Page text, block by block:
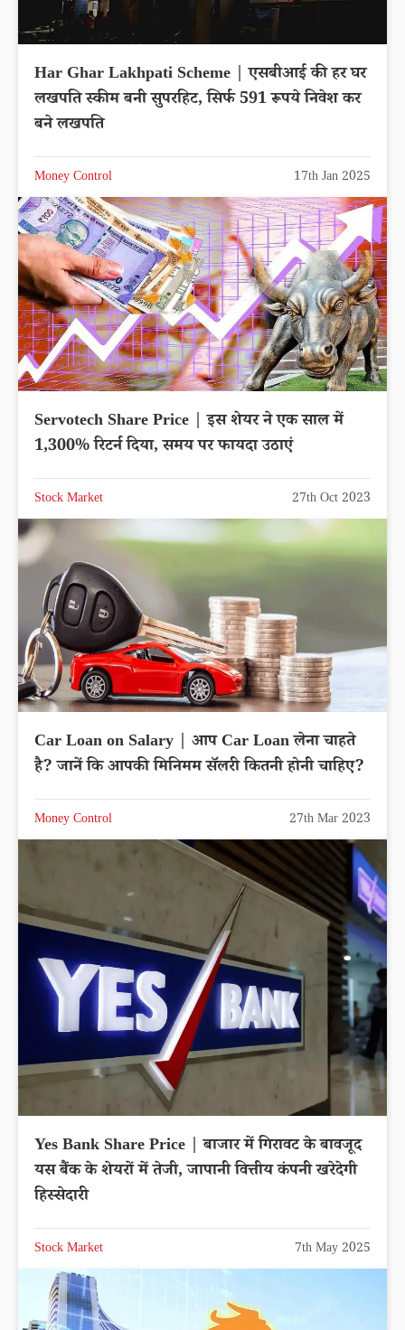
Har Ghar Lakhpati Scheme | एसबीआई की हर घर
लखपति स्कीम बनी सुपरहिट, सिर्फ 591 रूपये निवेश कर
बने लखपति
Money Control 17th Jan 2025
Servotech Share Price | इस शेयर ने एक साल में
1,300% रिटर्न दिया, समय पर फायदा उठाएं
Stock Market 27th Oct 2023
Car Loan on Salary | आप Car Loan लेना चाहते
है? जानें कि आपकी मिनिमम सॅलरी कितनी होनी चाहिए?
Money Control 27th Mar 2023
Yes Bank Share Price | बाजार में गिरावट के बावजूद
यस बैंक के शेयरों में तेजी, जापानी वित्तीय कंपनी खरेदेगी
हिस्सेदारी
Stock Market 7th May 2025